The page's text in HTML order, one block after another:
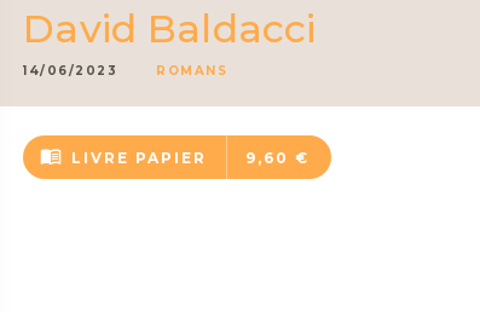
David Baldacci
14/06/2023 ROMANS
menu_book LIVRE PAPIER 9,60 €